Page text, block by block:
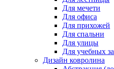
Для мечети
Для офиса
Для прихожей
Для спальни
Для улицы
Для учебных
Дизайн ковролина